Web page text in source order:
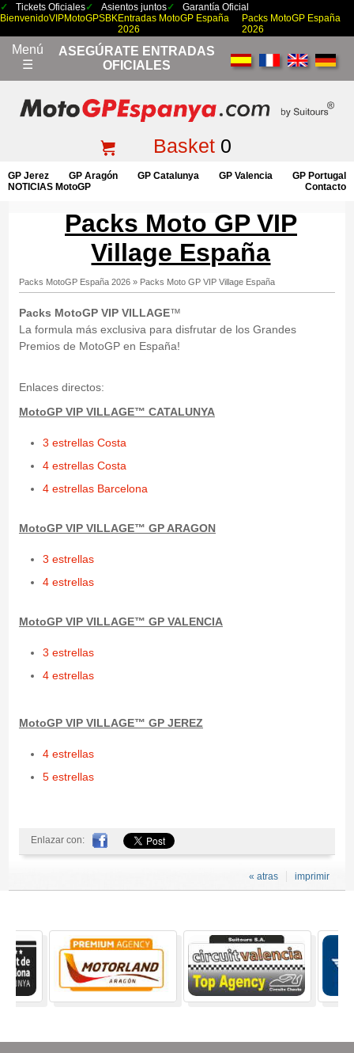
Tickets Oficiales Asientos juntos
Garantía Oficial
BienvenidoVIPMotoGPSBKEntradas MotoGP España
2026
Packs MotoGP España
2026
Menú
☰
ASEGÚRATE ENTRADAS
OFICIALES
Basket0
GP Jerez GP Aragón GP Catalunya GP Valencia
GP Portugal
NOTICIAS MotoGP
Contacto
Packs Moto GP VIP
Village España
Packs MotoGP España 2026» Packs Moto GP VIP Village España
Packs MotoGP VIP VILLAGE™
La formula más exclusiva para disfrutar de los Grandes
Premios de MotoGP en España!
Enlaces directos:
MotoGP VIP VILLAGE™ CATALUNYA
3 estrellas Costa
4 estrellas Costa
4 estrellas Barcelona
MotoGP VIP VILLAGE™ GP ARAGON
3 estrellas
4 estrellas
MotoGP VIP VILLAGE™ GP VALENCIA
3 estrellas
4 estrellas
MotoGP VIP VILLAGE™ GP JEREZ
4 estrellas
5 estrellas
Enlazar con:
imprimir
« atras